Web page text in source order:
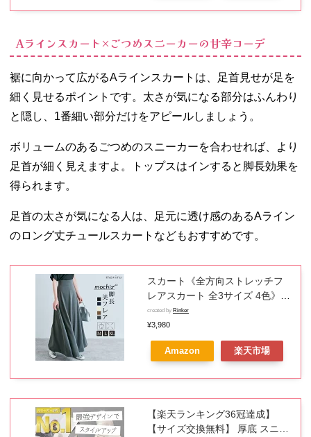
Aラインスカート×ごつめスニーカーの甘辛コーデ
裾に向かって広がるAラインスカートは、足首見せが足を
細く見せるポイントです。太さが気になる部分はふんわり
と隠し、1番細い部分だけをアピールしましょう。
ボリュームのあるごつめのスニーカーを合わせれば、より
足首が細く見えますよ。トップスはインすると脚長効果を
得られます。
足首の太さが気になる人は、足元に透け感のあるAライン
のロング丈チュールスカートなどもおすすめです。
スカート《全方向ストレッチフ
レアスカート 全3サイズ 4色》
レディース ボトムス フレアスカ
ート Aラインスカート ロングス
カート 脚長 着痩せ 体型カバー
シンプル きれいめ 大人カジュア
created by Rinker
¥3,980
Amazon 楽天市場
【楽天ランキング36冠達成】
【サイズ交換無料】 厚底 スニー